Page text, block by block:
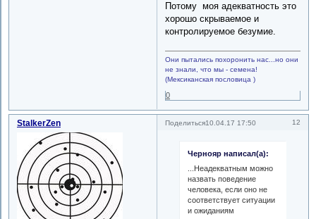
Потому моя адекватность это
хорошо скрываемое и
контролируемое безумие.
Они пытались похоронить нас...но они
не знали, что мы - семена!
(Мексиканская пословица )
0
Поделиться 12
10.04.17 17:50
StalkerZen
Чернояр написал(а):
...Неадекватным можно
назвать поведение
человека, если оно не
соответствует ситуации
и ожиданиям